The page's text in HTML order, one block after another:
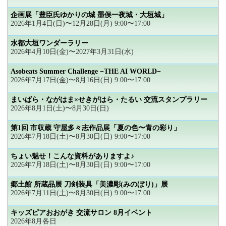
企画展「豊臣氏ゆかりの城 墨俣一夜城・大垣城」
2026年1月4日(日)〜12月28日(月) 9:00〜17:00
水都大垣ワンダーラリー
2026年4月10日(金)〜2027年3月31日(水)
Asobeats Summer Challenge −THE AI WORLD−
2026年7月17日(金)〜8月16日(日) 9:00〜17:00
まいばら・ながはま×せきがはら・たるい 交流スタンプラリー
2026年8月1日(土)〜8月30日(日)
第1回 市収蔵 守屋多々志作品展「夏の色〜青の彩り」
2026年7月18日(土)〜8月30日(日) 9:00〜17:00
ちょい魅せ！こんな資料がありますよ♪
2026年7月18日(土)〜8月30日(日) 9:00〜17:00
郷土館 所蔵品展 刀剣装具「美濃彫(みのぼり)」展
2026年7月11日(土)〜8月30日(日) 9:00〜17:00
キッズピアおおがき 交流サロン 8月イベント
2026年8月各日